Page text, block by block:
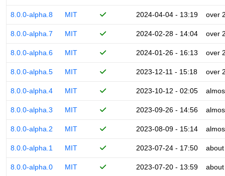
8.0.0-alpha.8 MIT 2024-04-04 - 13:19 over
8.0.0-alpha.7 MIT 2024-02-28 - 14:04 over
8.0.0-alpha.6 MIT 2024-01-26 - 16:13 over
8.0.0-alpha.5 MIT 2023-12-11 - 15:18 over
8.0.0-alpha.4 MIT 2023-10-12 - 02:05
8.0.0-alpha.3 MIT 2023-09-26 - 14:56
8.0.0-alpha.2 MIT 2023-08-09 - 15:14
8.0.0-alpha.1 MIT 2023-07-24 - 17:50
8.0.0-alpha.0 MIT 2023-07-20 - 13:59